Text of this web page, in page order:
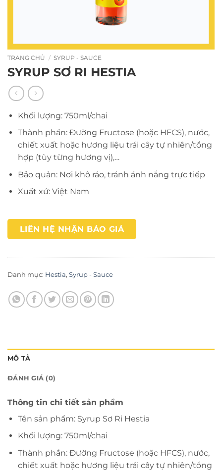
TRANG CHỦ / SYRUP - SAUCE
SYRUP SƠ RI HESTIA
Khối lượng: 750ml/chai
Thành phần: Đường Fructose (hoặc HFCS), nước,
chiết xuất hoặc hương liệu trái cây tự nhiên/tổng
hợp (tùy từng hương vị),…
Bảo quản: Nơi khô ráo, tránh ánh nắng trực tiếp
Xuất xứ: Việt Nam
LIÊN HỆ NHẬN BÁO GIÁ
Danh mục: Hestia, Syrup - Sauce
MÔ TẢ
ĐÁNH GIÁ (0)
Thông tin chi tiết sản phẩm
Tên sản phẩm: Syrup Sơ Ri Hestia
Khối lượng: 750ml/chai
Thành phần: Đường Fructose (hoặc HFCS), nước,
chiết xuất hoặc hương liệu trái cây tự nhiên/tổng